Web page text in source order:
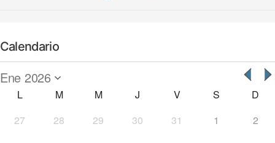
Calendario
L M M J V S
D
27
28 29 30 31 1 2